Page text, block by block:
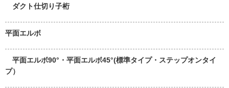
ダクト仕切り子桁
平面エルボ
平面エルボ90°・平面エルボ45°(標準タイプ・ステップオンタイ
プ）